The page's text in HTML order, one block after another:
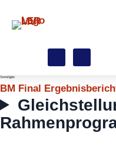
Sonstiges
BM Final